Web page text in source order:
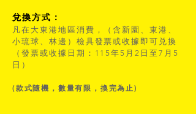
兌換方式：
凡在大東港地區消費，（含新園、東港、
小琉球、林邊）檢具發票或收據即可兑換
（發票或收據日期：115年5月2日至7月5
日 ）
(款式隨機，數量有限，換完為止)